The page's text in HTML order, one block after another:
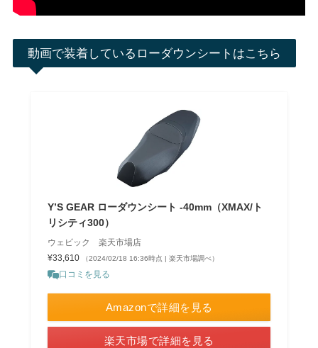
動画で装着しているローダウンシートはこちら
Y’S GEAR ローダウンシート -40mm（XMAX/ト
リシティ300）
ウェビック 楽天市場店
¥33,610
（2024/02/18 16:36時点 | 楽天市場調べ）
口コミを見る
Amazonで詳細を見る
楽天市場で詳細を見る